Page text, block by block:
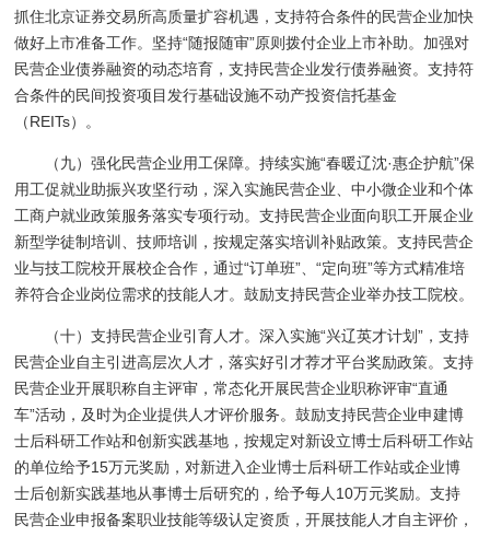
抓住北京证券交易所高质量扩容机遇，支持符合条件的民营企业加快
做好上市准备工作。坚持“随报随审”原则拨付企业上市补助。加强对
民营企业债券融资的动态培育，支持民营企业发行债券融资。支持符
合条件的民间投资项目发行基础设施不动产投资信托基金
（REITs）。
（九）强化民营企业用工保障。持续实施“春暖辽沈·惠企护航”保
用工促就业助振兴攻坚行动，深入实施民营企业、中小微企业和个体
工商户就业政策服务落实专项行动。支持民营企业面向职工开展企业
新型学徒制培训、技师培训，按规定落实培训补贴政策。支持民营企
业与技工院校开展校企合作，通过“订单班”、“定向班”等方式精准培
养符合企业岗位需求的技能人才。鼓励支持民营企业举办技工院校。
（十）支持民营企业引育人才。深入实施“兴辽英才计划”，支持
民营企业自主引进高层次人才，落实好引才荐才平台奖励政策。支持
民营企业开展职称自主评审，常态化开展民营企业职称评审“直通
车”活动，及时为企业提供人才评价服务。鼓励支持民营企业申建博
士后科研工作站和创新实践基地，按规定对新设立博士后科研工作站
的单位给予15万元奖励，对新进入企业博士后科研工作站或企业博
士后创新实践基地从事博士后研究的，给予每人10万元奖励。支持
民营企业申报备案职业技能等级认定资质，开展技能人才自主评价，